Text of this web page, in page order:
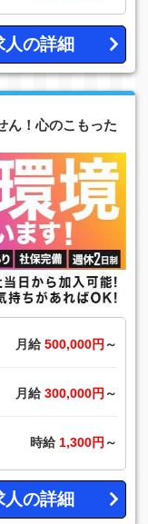
人の詳細
ん！心のこもった
月給 500,000円 ～
月給 300,000円 ～
時給 1,300円 ～
人の詳細